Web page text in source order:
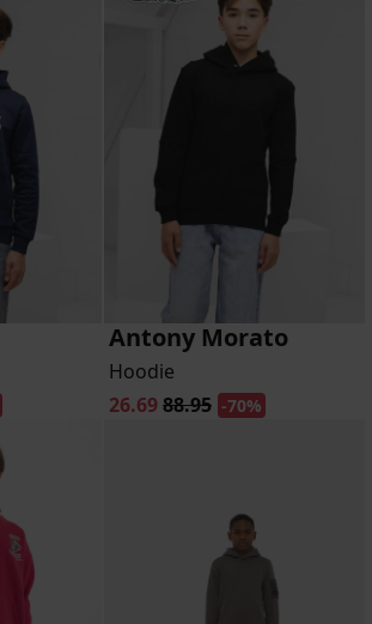
Antony Morato
Hoodie
26.6988.95 -70%